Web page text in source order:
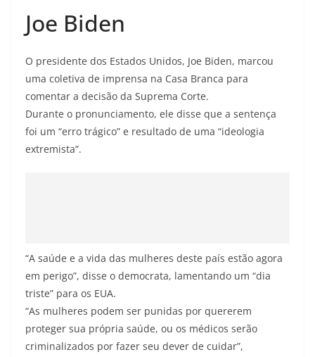
Joe Biden
O presidente dos Estados Unidos, Joe Biden, marcou
uma coletiva de imprensa na Casa Branca para
comentar a decisão da Suprema Corte.
Durante o pronunciamento, ele disse que a sentença
foi um “erro trágico” e resultado de uma “ideologia
extremista”.
“A saúde e a vida das mulheres deste país estão agora
em perigo”, disse o democrata, lamentando um “dia
triste” para os EUA.
“As mulheres podem ser punidas por quererem
proteger sua própria saúde, ou os médicos serão
criminalizados por fazer seu dever de cuidar”,